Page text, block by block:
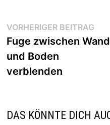
VORHERIGER BEITRAG
Fuge zwischen Wand
und Boden
verblenden
DAS KÖNNTE DICH